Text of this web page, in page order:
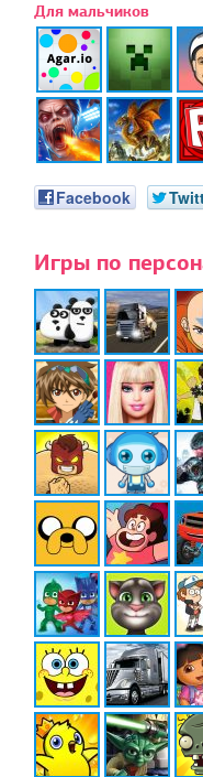
Для мальчиков
Facebook
Игры по